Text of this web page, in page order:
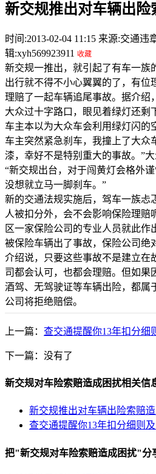
新交规推出对车辆出险
时间:2013-02-04 11:15 来源:交通违
辑:xyh569923911 收藏
新交规一推出，就引起了有车一族
出行就不得不小心翼翼的了，有位
理赔了一起车辆追尾事故。据介绍
大众过十字路口，眼见着绿灯还剩
车主本以为大众车会利用绿灯闪的
车主突然紧急刹车，我撞上了大众
漆，幸好不是特别重大的事故。”
“新交规出台，对于闯黄灯会格外
没想就立马一脚刹车。”
新的交通法规实施后，驾车一族忐
人被扣分外，会不会影响保险理赔
区一家保险公司的专业人员就此作
被保险车辆出了事故，保险公司绝
介绍说，只要这些事故不是建立在
司都会认可，也都会理赔。但如果
酒驾、无驾驶证等车辆出险，都属
公司将拒绝赔偿。
上一篇： 查交通提醒你13年扣分细
下一篇：没有了
新交规对车险索赔造成困扰相关信
新交规推出对车辆出险索赔
查交通提醒你13年扣分细则
把"新交规对车险索赔造成困扰"分